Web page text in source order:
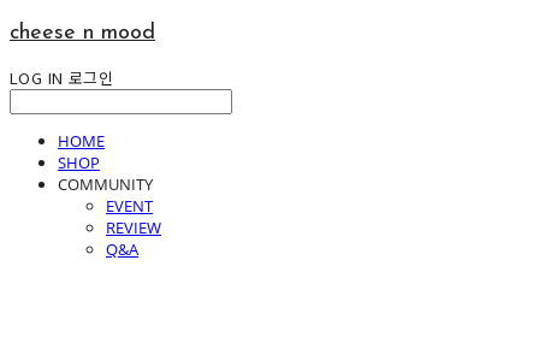
cheese n mood
LOG IN 로그인
HOME
SHOP
COMMUNITY
EVENT
REVIEW
Q&A